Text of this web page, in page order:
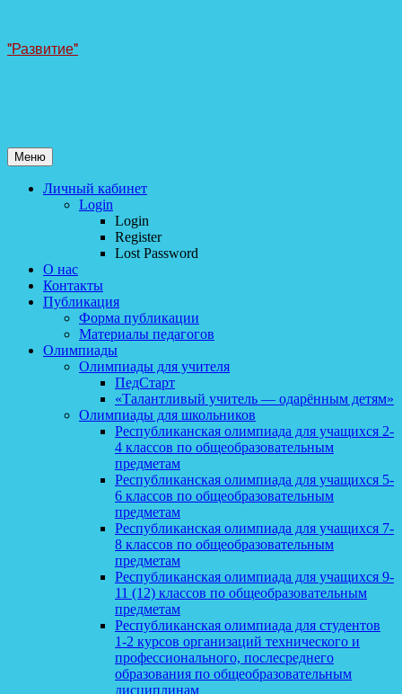
Перейти
"Развитие"
Меню
Личный кабинет
Login
Login
Register
Lost Password
О нас
Контакты
Публикация
Форма публикации
Материалы педагогов
Олимпиады
Олимпиады для учителя
ПедСтарт
«Талантливый учитель — одарённым детям»
Олимпиады для школьников
Республиканская олимпиада для учащихся 2-
4 классов по общеобразовательным
предметам
Республиканская олимпиада для учащихся 5-
6 классов по общеобразовательным
предметам
Республиканская олимпиада для учащихся 7-
8 классов по общеобразовательным
предметам
Республиканская олимпиада для учащихся 9-
11 (12) классов по общеобразовательным
предметам
Республиканская олимпиада для студентов
1-2 курсов организаций технического и
профессионального, послесреднего
образования по общеобразовательным
дисциплинам